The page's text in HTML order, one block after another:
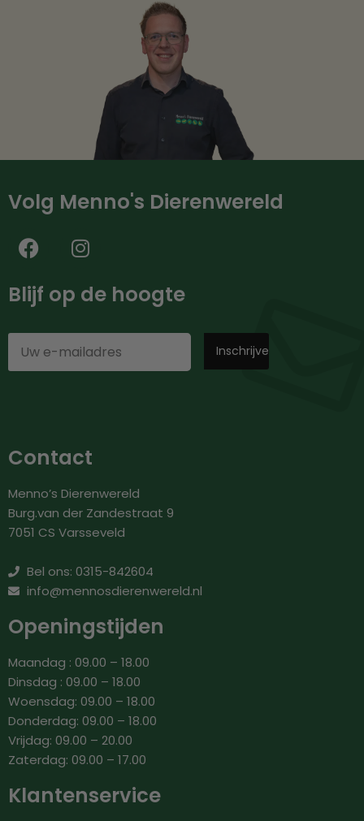
Volg Menno's Dierenwereld
Blijf op de hoogte
Contact
Menno’s Dierenwereld
Burg.van der Zandestraat 9
7051 CS Varsseveld
Bel ons: 0315-842604
info@mennosdierenwereld.nl
Openingstijden
Maandag : 09.00 – 18.00
Dinsdag : 09.00 – 18.00
Woensdag: 09.00 – 18.00
Donderdag: 09.00 – 18.00
Vrijdag: 09.00 – 20.00
Zaterdag: 09.00 – 17.00
Klantenservice